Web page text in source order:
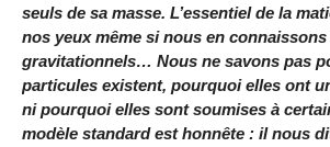
seuls de sa masse. L’essentiel de la
nos yeux même si nous en
gravitationnels… Nous ne savons pas
particules existent, pourquoi elles ont
ni pourquoi elles sont soumises à
modèle standard est honnête : il nous